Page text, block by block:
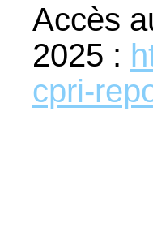
Accès
2025 :
cpri-